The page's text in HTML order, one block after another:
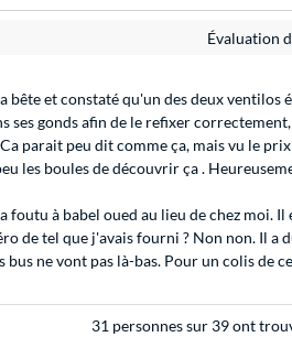
Évaluation
et constaté qu'un des deux ventilos
gonds afin de le refixer
parait peu dit comme ça, mais vu le
les boules de découvrir ça .
à babel oued au lieu de chez moi. Il
de tel que j'avais fourni ? Non non. Il a
ne vont pas là-bas. Pour un colis de
31 personnes sur 39 ont